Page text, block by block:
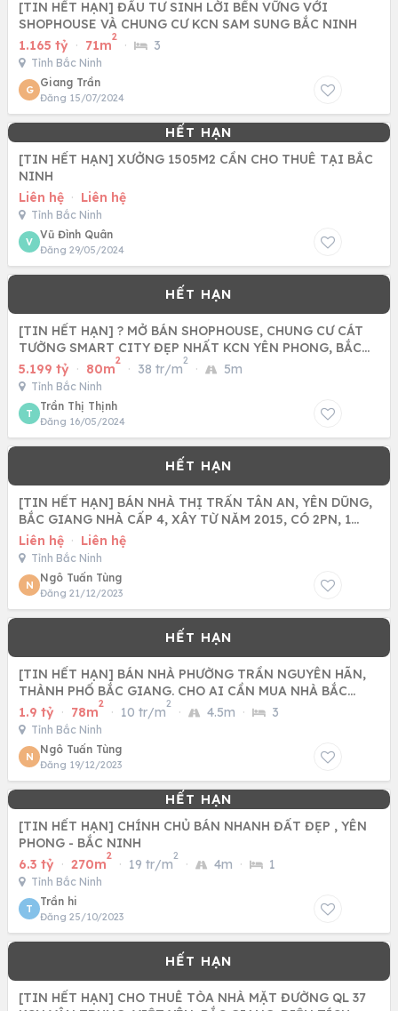
[TIN HẾT HẠN] ĐẦU TƯ SINH LỜI BỀN VỮNG VỚI
SHOPHOUSE VÀ CHUNG CƯ KCN SAM SUNG BẮC NINH
1.165 tỷ · 71m
2
· 3
Tỉnh Bắc Ninh
G
Giang Trần
Đăng 15/07/2024
[TIN HẾT HẠN] XƯỞNG 1505M2 CẦN CHO THUÊ TẠI BẮC
NINH
Liên hệ · Liên hệ
Tỉnh Bắc Ninh
V
Vũ Đình Quân
Đăng 29/05/2024
[TIN HẾT HẠN] ? MỞ BÁN SHOPHOUSE, CHUNG CƯ CÁT
TƯỜNG SMART CITY ĐẸP NHẤT KCN YÊN PHONG, BẮC
NINH
5.199 tỷ · 80m
2
· 38 tr/m
2
· 5m
Tỉnh Bắc Ninh
T
Trần Thị Thịnh
Đăng 16/05/2024
[TIN HẾT HẠN] BÁN NHÀ THỊ TRẤN TÂN AN, YÊN DŨNG,
BẮC GIANG NHÀ CẤP 4, XÂY TỪ NĂM 2015, CÓ 2PN, 1
PHÒNG KHÁCH, 1
Liên hệ · Liên hệ
Tỉnh Bắc Ninh
N
Ngô Tuấn Tùng
Đăng 21/12/2023
[TIN HẾT HẠN] BÁN NHÀ PHƯỜNG TRẦN NGUYÊN HÃN,
THÀNH PHỐ BẮC GIANG. CHO AI CẦN MUA NHÀ BẮC
GIANG 1,9 TỶ, 78M2, 3
1.9 tỷ · 78m
2
· 10 tr/m
2
· 4.5m · 3
Tỉnh Bắc Ninh
N
Ngô Tuấn Tùng
Đăng 19/12/2023
[TIN HẾT HẠN] CHÍNH CHỦ BÁN NHANH ĐẤT ĐẸP , YÊN
PHONG - BẮC NINH
6.3 tỷ · 270m
2
· 19 tr/m
2
· 4m · 1
Tỉnh Bắc Ninh
T
Trần hi
Đăng 25/10/2023
[TIN HẾT HẠN] CHO THUÊ TÒA NHÀ MẶT ĐƯỜNG QL 37